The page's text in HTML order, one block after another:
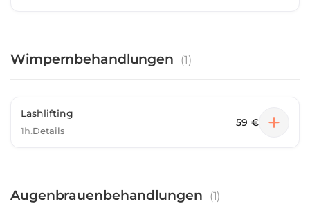
Wimpernbehandlungen (1)
Lashlifting
1h.Details
59 €
Augenbrauenbehandlungen (1)